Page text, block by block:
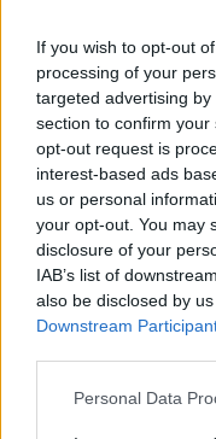
If you wish to opt-out
processing of your
targeted advertising
section to confirm
opt-out request is
interest-based ads
us or personal
your opt-out. You may
disclosure of your
IAB’s list of
also be disclosed by
Downstream
Personal Data